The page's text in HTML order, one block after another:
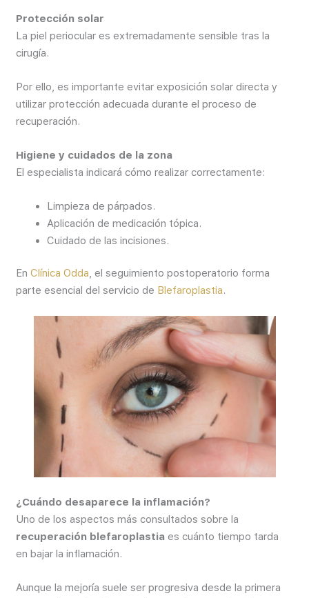
Protección solar
La piel periocular es extremadamente sensible tras la
cirugía.
Por ello, es importante evitar exposición solar directa y
utilizar protección adecuada durante el proceso de
recuperación.
Higiene y cuidados de la zona
El especialista indicará cómo realizar correctamente:
Limpieza de párpados.
Aplicación de medicación tópica.
Cuidado de las incisiones.
En Clínica Odda, el seguimiento postoperatorio forma
parte esencial del servicio de Blefaroplastia.
¿Cuándo desaparece la inflamación?
Uno de los aspectos más consultados sobre la
recuperación blefaroplastia es cuánto tiempo tarda
en bajar la inflamación.
Aunque la mejoría suele ser progresiva desde la primera